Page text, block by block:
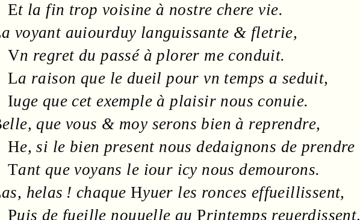
Et la fin trop voisine à nostre chere vie.
a voyant auiourduy languissante & fletrie,
Vn regret du passé à plorer me conduit.
La raison que le dueil pour vn temps a seduit,
Iuge que cetexempleà plaisir nous conuie.
elle, que vous & moy serons bien à reprendre,
He, si le bien present nous dedaignons de prendre
Tant que voyans le iour icy nous demourons.
as, helas ! chaque Hyuer les ronces effueillissent,
Puis de fueille nouuelle auPrintemps reuerdissent,